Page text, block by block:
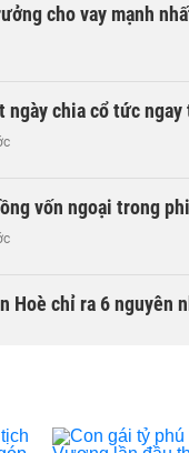
cho vay mạnh
ngày chia cổ tức
vốn ngoại trong
Hoè chỉ ra 6